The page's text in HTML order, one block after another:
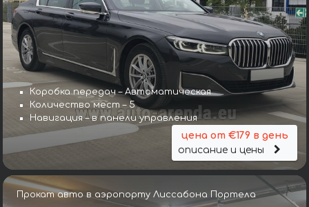
Коробка передач – Автоматическая
Количество мест – 5
Навигация – в панели управления
цена от €179 в день
описание и цены
Прокат авто в аэропорту Лиссабона Портела